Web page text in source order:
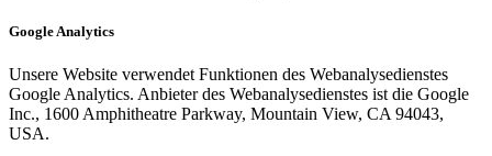
Google Analytics
Unsere Website verwendet Funktionen des Webanalysedienstes
Google Analytics. Anbieter des Webanalysedienstes ist die Google
Inc., 1600 Amphitheatre Parkway, Mountain View, CA 94043,
USA.